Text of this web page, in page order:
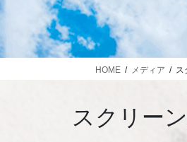
HOME メディア ス
スクリー